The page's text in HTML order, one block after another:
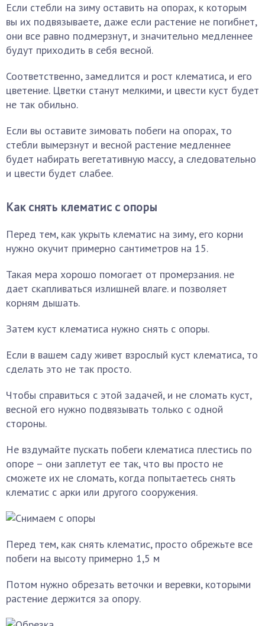
Если стебли на зиму оставить на опорах, к которым
вы их подвязываете, даже если растение не погибнет,
они все равно подмерзнут, и значительно медленнее
будут приходить в себя весной.
Соответственно, замедлится и рост клематиса, и его
цветение. Цветки станут мелкими, и цвести куст будет
не так обильно.
Если вы оставите зимовать побеги на опорах, то
стебли вымерзнут и весной растение медленнее
будет набирать вегетативную массу, а следовательно
и цвести будет слабее.
Как снять клематис с опоры
Перед тем, как укрыть клематис на зиму, его корни
нужно окучит примерно сантиметров на 15.
Такая мера хорошо помогает от промерзания. не
дает скапливаться излишней влаге. и позволяет
корням дышать.
Затем куст клематиса нужно снять с опоры.
Если в вашем саду живет взрослый куст клематиса, то
сделать это не так просто.
Чтобы справиться с этой задачей, и не сломать куст,
весной его нужно подвязывать только с одной
стороны.
Не вздумайте пускать побеги клематиса плестись по
опоре – они заплетут ее так, что вы просто не
сможете их не сломать, когда попытаетесь снять
клематис с арки или другого сооружения.
Перед тем, как снять клематис, просто обрежьте все
побеги на высоту примерно 1,5 м
Потом нужно обрезать веточки и веревки, которыми
растение держится за опору.